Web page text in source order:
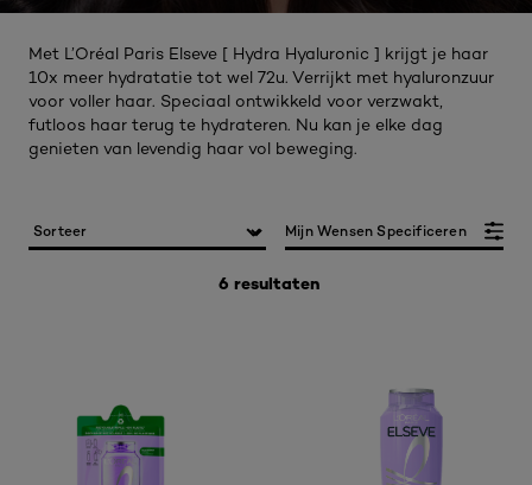
Met L’Oréal Paris Elseve [ Hydra Hyaluronic ] krijgt je haar
10x meer hydratatie tot wel 72u. Verrijkt met hyaluronzuur
voor voller haar. Speciaal ontwikkeld voor verzwakt,
futloos haar terug te hydrateren. Nu kan je elke dag
genieten van levendig haar vol beweging.
6 resultaten
Mijn Wensen Specificeren